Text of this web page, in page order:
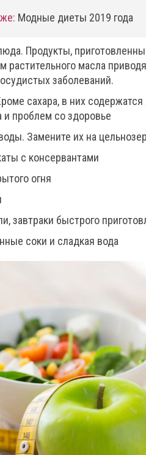
Модные диеты 2019 года
Продукты,
растительного масла
заболеваний.
сахара, в них
и проблем со здоровье
Замените их на
с консервантами
огня
завтраки быстрого
соки и сладкая вода